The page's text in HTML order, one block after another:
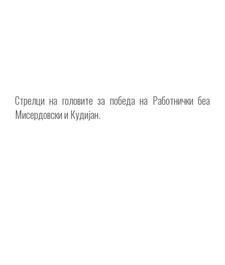
Стрелци на головите за победа на Работнички беа
Мисердовски и Кудијан.